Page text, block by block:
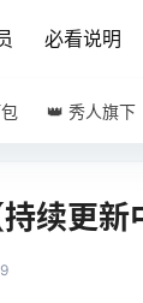
必看说明
👑 秀人旗下
续更新
9